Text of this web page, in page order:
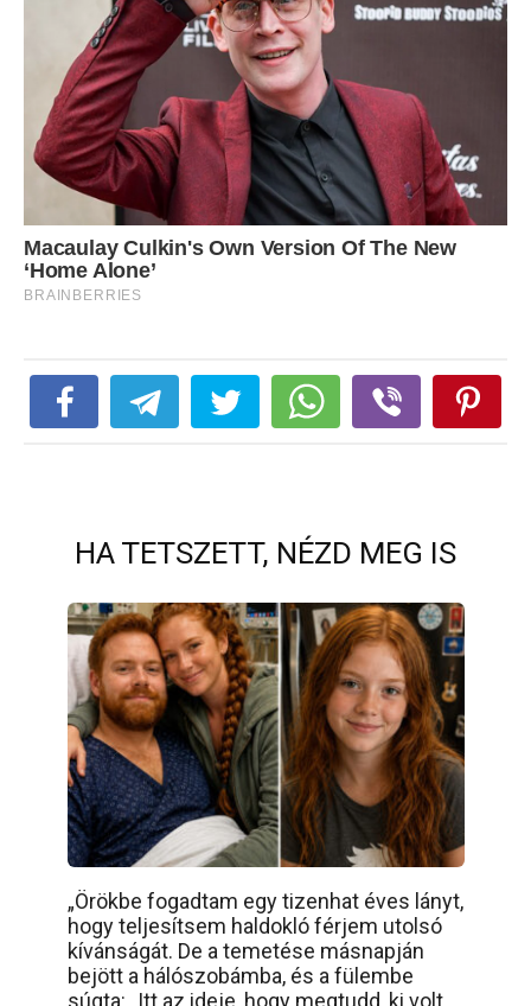
HA TETSZETT, NÉZD MEG IS
„Örökbe fogadtam egy tizenhat éves lányt,
hogy teljesítsem haldokló férjem utolsó
kívánságát. De a temetése másnapján
bejött a hálószobámba, és a fülembe
súgta: „Itt az ideje, hogy megtudd, ki volt